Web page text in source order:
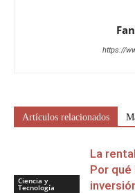
https://
Artículos relacionados
Ciencia y
Tecnología
La
Por